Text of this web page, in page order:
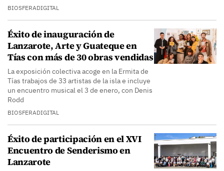
BIOSFERADIGITAL
Éxito de inauguración de
Lanzarote, Arte y Guateque en
Tías con más de 30 obras vendidas
La exposición colectiva acoge en la Ermita de
Tías trabajos de 33 artistas de la isla e incluye
un encuentro musical el 3 de enero, con Denis
Rodd
BIOSFERADIGITAL
Éxito de participación en el XVI
Encuentro de Senderismo en
Lanzarote